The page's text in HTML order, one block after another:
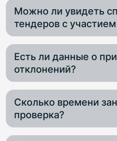
недобросовестных
срок действия
Можно ли увидеть
тендеров с
заказчиков, лоты и итоги
жалоба и др.).
Есть ли данные о
отклонений?
жалобы заказчиков.
Сколько времени
проверка?